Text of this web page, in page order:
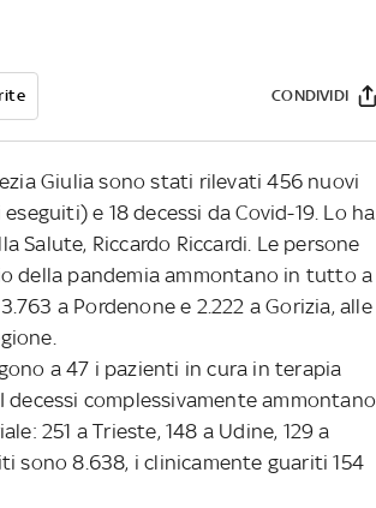
CONDIVIDI
Giulia sono stati rilevati 456 nuovi
e 18 decessi da Covid-19. Lo ha
Salute, Riccardo Riccardi. Le persone
della pandemia ammontano in tutto a
a Pordenone e 2.222 a Gorizia, alle
a 47 i pazienti in cura in terapia
complessivamente ammontano
251 a Trieste, 148 a Udine, 129 a
sono 8.638, i clinicamente guariti 154